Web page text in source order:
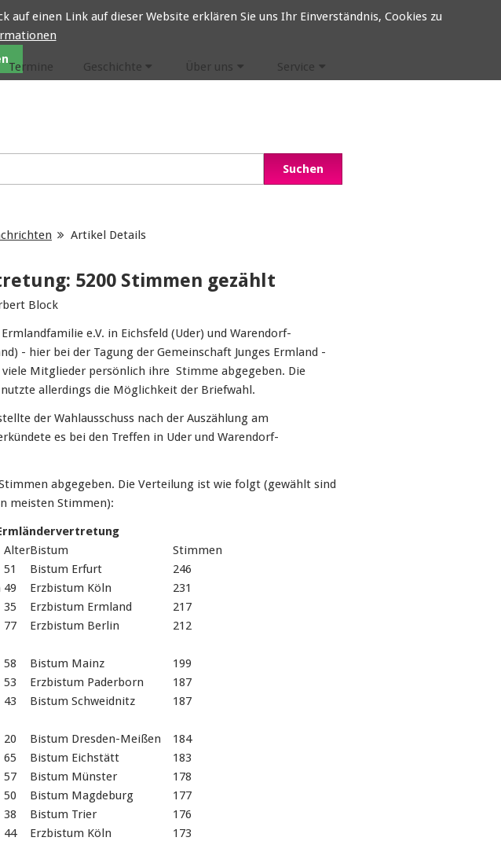
Termine Geschichte Über uns Service
Artikel Details
5200 Stimmen gezählt
Block
e.V. in Eichsfeld (Uder) und Warendorf-
- hier bei der Tagung der Gemeinschaft Junges Ermland -
Mitglieder persönlich ihre Stimme abgegeben. Die
allerdings die Möglichkeit der Briefwahl.
der Wahlausschuss nach der Auszählung am
es bei den Treffen in Uder und Warendorf-
abgegeben. Die Verteilung ist wie folgt (gewählt sind
meisten Stimmen):
AlterBistum
Stimmen
51 Bistum Erfurt
246
49 Erzbistum Köln
231
35 Erzbistum Ermland
217
77 Erzbistum Berlin 212
58 Bistum Mainz
199
53 Erzbistum Paderborn
187
43 Bistum Schweidnitz 187
20 Bistum Dresden-Meißen
184
65 Bistum Eichstätt
183
57 Bistum Münster
178
50 Bistum Magdeburg
177
38 Bistum Trier
176
44 Erzbistum Köln
173
einen Link auf dieser Website erklären Sie uns Ihr Einverständnis, Cookies zu